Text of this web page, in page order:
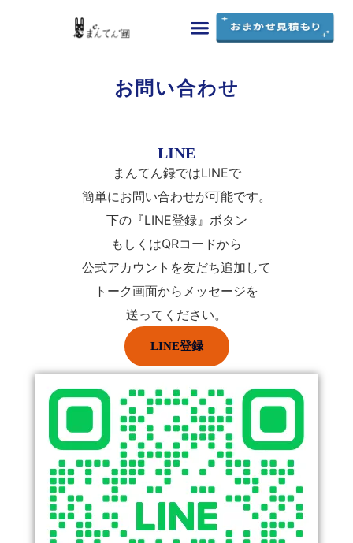
お問い合わせ
LINE
まんてん録ではLINEで
簡単にお問い合わせが可能です。
下の『LINE登録』ボタン
もしくはQRコードから
公式アカウントを友だち追加して
トーク画面からメッセージを
送ってください。
LINE登録